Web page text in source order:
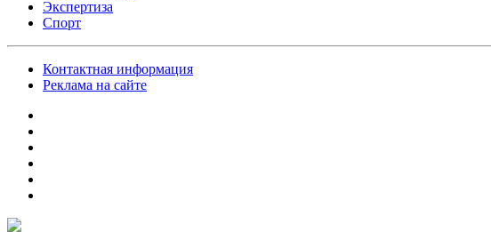
Экспертиза
Спорт
Контактная информация
Реклама на сайте